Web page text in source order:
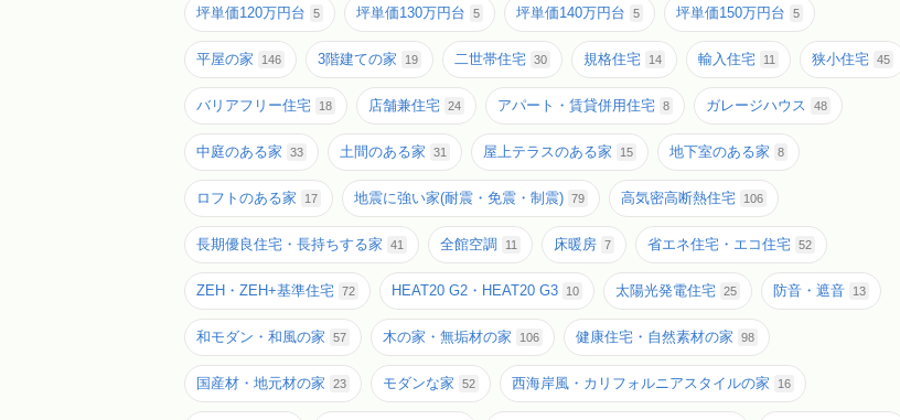
坪単価120万円台 5 坪単価130万円台 5 坪単価140万円台 5 坪単価150万円台 5
平屋の家 146 3階建ての家 19 二世帯住宅 30 規格住宅 14 輸入住宅 11 狭小住宅 45
バリアフリー住宅 18 店舗兼住宅 24 アパート・賃貸併用住宅 8 ガレージハウス 48
中庭のある家 33 土間のある家 31 屋上テラスのある家 15 地下室のある家 8
ロフトのある家 17 地震に強い家(耐震・免震・制震) 79 高気密高断熱住宅 106
長期優良住宅・長持ちする家 41 全館空調 11 床暖房 7 省エネ住宅・エコ住宅 52
ZEH・ZEH+基準住宅 72 HEAT20 G2・HEAT20 G3 10 太陽光発電住宅 25 防音・遮音 13
和モダン・和風の家 57 木の家・無垢材の家 106 健康住宅・自然素材の家 98
国産材・地元材の家 23 モダンな家 52 西海岸風・カリフォルニアスタイルの家 16